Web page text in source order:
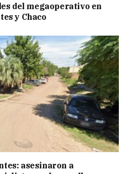
del megaoperativo en
y Chaco
asesinaron a